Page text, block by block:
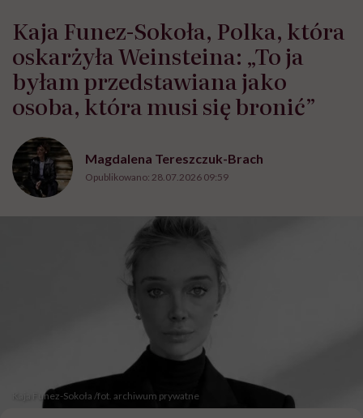
Kaja Funez-Sokoła, Polka, która
oskarżyła Weinsteina: „To ja
byłam przedstawiana jako
osoba, która musi się bronić”
Magdalena Tereszczuk-Brach
Opublikowano: 28.07.2026 09:59
Kaja Funez-Sokoła /fot. archiwum prywatne